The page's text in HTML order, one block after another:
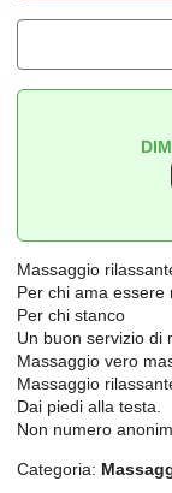
Massaggio
Per chi ama essere
Per chi stanco
Un buon servizio di
Massaggio vero
Massaggio
Dai piedi alla testa.
Non numero
Categoria: